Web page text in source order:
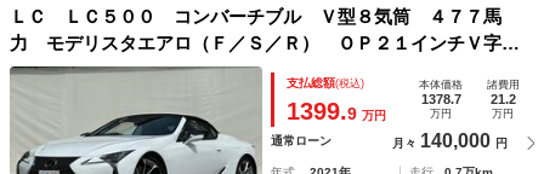
ＬＣ ＬＣ５００ コンバーチブル Ｖ型８気筒 ４７７馬
力 モデリスタエアロ（Ｆ／Ｓ／Ｒ） ＯＰ２１インチＶ字ス
ポークＡＷ ＨＵＤ フルＬＥＤヘッド セミアニリン赤革
シートベンチレーション メーカーナビ セーフティシステム
プラス 禁煙
支払総額(税込)
1399.9 万円
本体価格
1378.7
万円
諸費用
21.2
万円
通常ローン 月々 140,000 円